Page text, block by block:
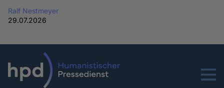
Ralf Nestmeyer
29.07.2026
Menu